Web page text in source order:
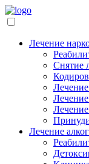
Лечение
Снятие
Лечение